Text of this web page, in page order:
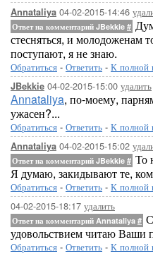
Annataliya 04-02-2015-14:46
Ответ на комментарий JBekkie #
стесняться, и молодоженам
поступают, я не знаю.
Обратиться - Ответить - К полной
JBekkie 04-02-2015-15:00 удалить
Annataliya, по-моему,
ужасен?...
Обратиться - Ответить - К полной
Annataliya 04-02-2015-15:02
Ответ на комментарий JBekkie # То
Я думаю, закидывают те,
Обратиться - Ответить - К полной
04-02-2015-18:17 удалить
Ответ на комментарий Annataliya #
удовольствием читаю Ваши
Обратиться - Ответить - К полной